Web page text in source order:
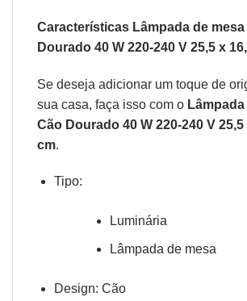
Características Lâmpada de mesa
Dourado 40 W 220-240 V 25,5 x
Se deseja adicionar um toque de
sua casa, faça isso com o
Cão Dourado 40 W 220-240 V 25,5
cm.
Tipo:
Luminária
Lâmpada de mesa
Design: Cão